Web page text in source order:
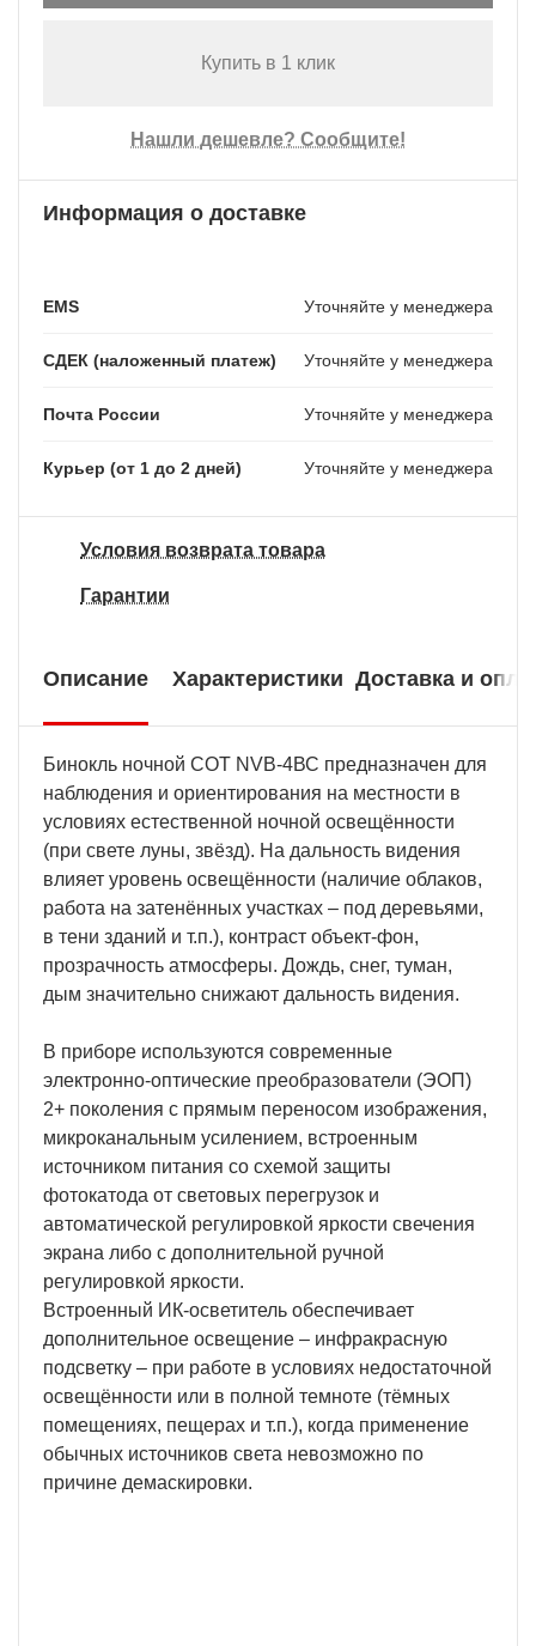
Купить в 1 клик
Нашли дешевле? Сообщите!
Информация о доставке
EMS Уточняйте у менеджера
СДЕК (наложенный платеж) Уточняйте у менеджера
Почта России Уточняйте у менеджера
Курьер (от 1 до 2 дней) Уточняйте у менеджера
Условия возврата товара
Гарантии
Описание Характеристики Доставка и
Бинокль ночной СОТ NVB-4ВС предназначен для
наблюдения и ориентирования на местности в
условиях естественной ночной освещённости
(при свете луны, звёзд). На дальность видения
влияет уровень освещённости (наличие облаков,
работа на затенённых участках – под деревьями,
в тени зданий и т.п.), контраст объект-фон,
прозрачность атмосферы. Дождь, снег, туман,
дым значительно снижают дальность видения.
В приборе используются современные
электронно-оптические преобразователи (ЭОП)
2+ поколения с прямым переносом изображения,
микроканальным усилением, встроенным
источником питания со схемой защиты
фотокатода от световых перегрузок и
автоматической регулировкой яркости свечения
экрана либо с дополнительной ручной
регулировкой яркости.
Встроенный ИК-осветитель обеспечивает
дополнительное освещение – инфракрасную
подсветку – при работе в условиях недостаточной
освещённости или в полной темноте (тёмных
помещениях, пещерах и т.п.), когда применение
обычных источников света невозможно по
причине демаскировки.